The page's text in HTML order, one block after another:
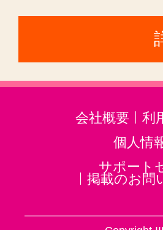
会社概要 利
個人情
サポート
掲載のお問